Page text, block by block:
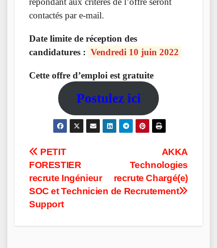
contactés par e-mail.
Date limite de réception des
candidatures : Vendredi 10 juin 2022
Cette offre d’emploi est gratuite
Postulez ici
Post
navigation
AKKA
Technologies
recrute Chargé(e)
de Recrutement
PETIT
FORESTIER
recrute Ingénieur
SOC et Technicien
Support